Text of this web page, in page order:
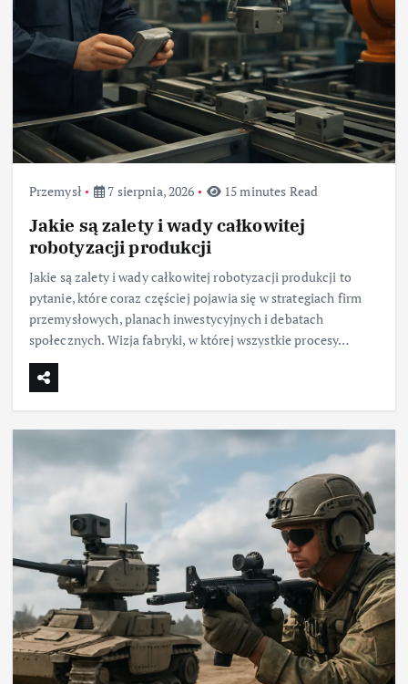
Przemysł 7 sierpnia, 2026 15 minutes Read
Jakie są zalety i wady całkowitej
robotyzacji produkcji
Jakie są zalety i wady całkowitej robotyzacji produkcji to
pytanie, które coraz częściej pojawia się w strategiach firm
przemysłowych, planach inwestycyjnych i debatach
społecznych. Wizja fabryki, w której wszystkie procesy…